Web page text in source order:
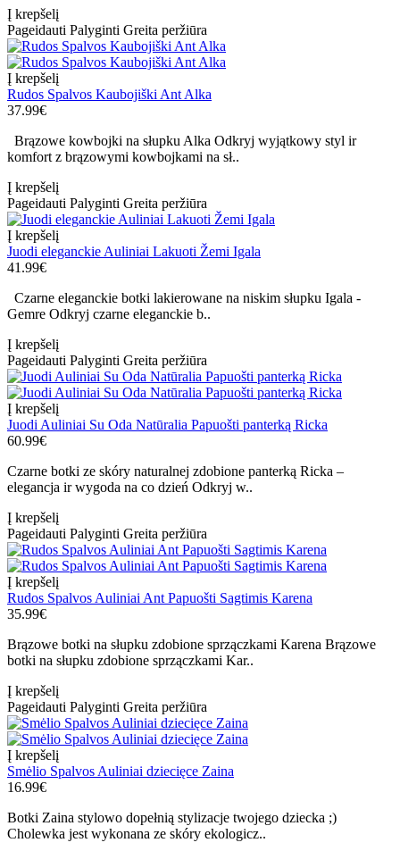
Į krepšelį
Pageidauti Palyginti Greita peržiūra
Į krepšelį
Rudos Spalvos Kaubojiški Ant Alka
37.99€
Brązowe kowbojki na słupku Alka Odkryj wyjątkowy styl ir
komfort z brązowymi kowbojkami na sł..
Į krepšelį
Pageidauti Palyginti Greita peržiūra
Į krepšelį
Juodi eleganckie Auliniai Lakuoti Žemi Igala
41.99€
Czarne eleganckie botki lakierowane na niskim słupku Igala -
Gemre Odkryj czarne eleganckie b..
Į krepšelį
Pageidauti Palyginti Greita peržiūra
Į krepšelį
Juodi Auliniai Su Oda Natūralia Papuošti panterką Ricka
60.99€
Czarne botki ze skóry naturalnej zdobione panterką Ricka –
elegancja ir wygoda na co dzień Odkryj w..
Į krepšelį
Pageidauti Palyginti Greita peržiūra
Į krepšelį
Rudos Spalvos Auliniai Ant Papuošti Sagtimis Karena
35.99€
Brązowe botki na słupku zdobione sprzączkami Karena Brązowe
botki na słupku zdobione sprzączkami Kar..
Į krepšelį
Pageidauti Palyginti Greita peržiūra
Į krepšelį
Smėlio Spalvos Auliniai dziecięce Zaina
16.99€
Botki Zaina stylowo dopełnią stylizacje twojego dziecka ;)
Cholewka jest wykonana ze skóry ekologicz..